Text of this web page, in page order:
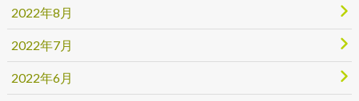
2022年8月
2022年7月
2022年6月